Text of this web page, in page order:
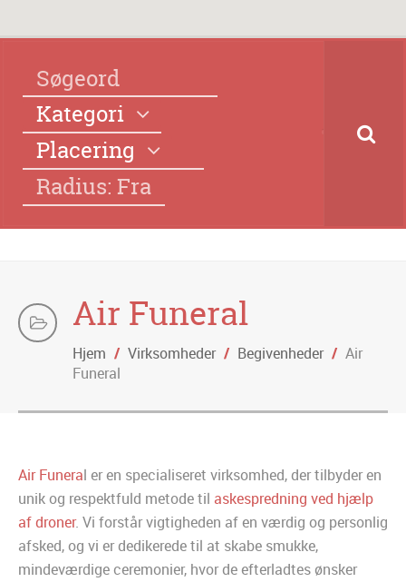
Kategori
Placering
Radius: Fra
Air Funeral
Hjem / Virksomheder / Begivenheder / Air
Funeral
Air Funeral er en specialiseret virksomhed, der tilbyder en
unik og respektfuld metode til askespredning ved hjælp
af droner. Vi forstår vigtigheden af en værdig og personlig
afsked, og vi er dedikerede til at skabe smukke,
mindeværdige ceremonier, hvor de efterladtes ønsker